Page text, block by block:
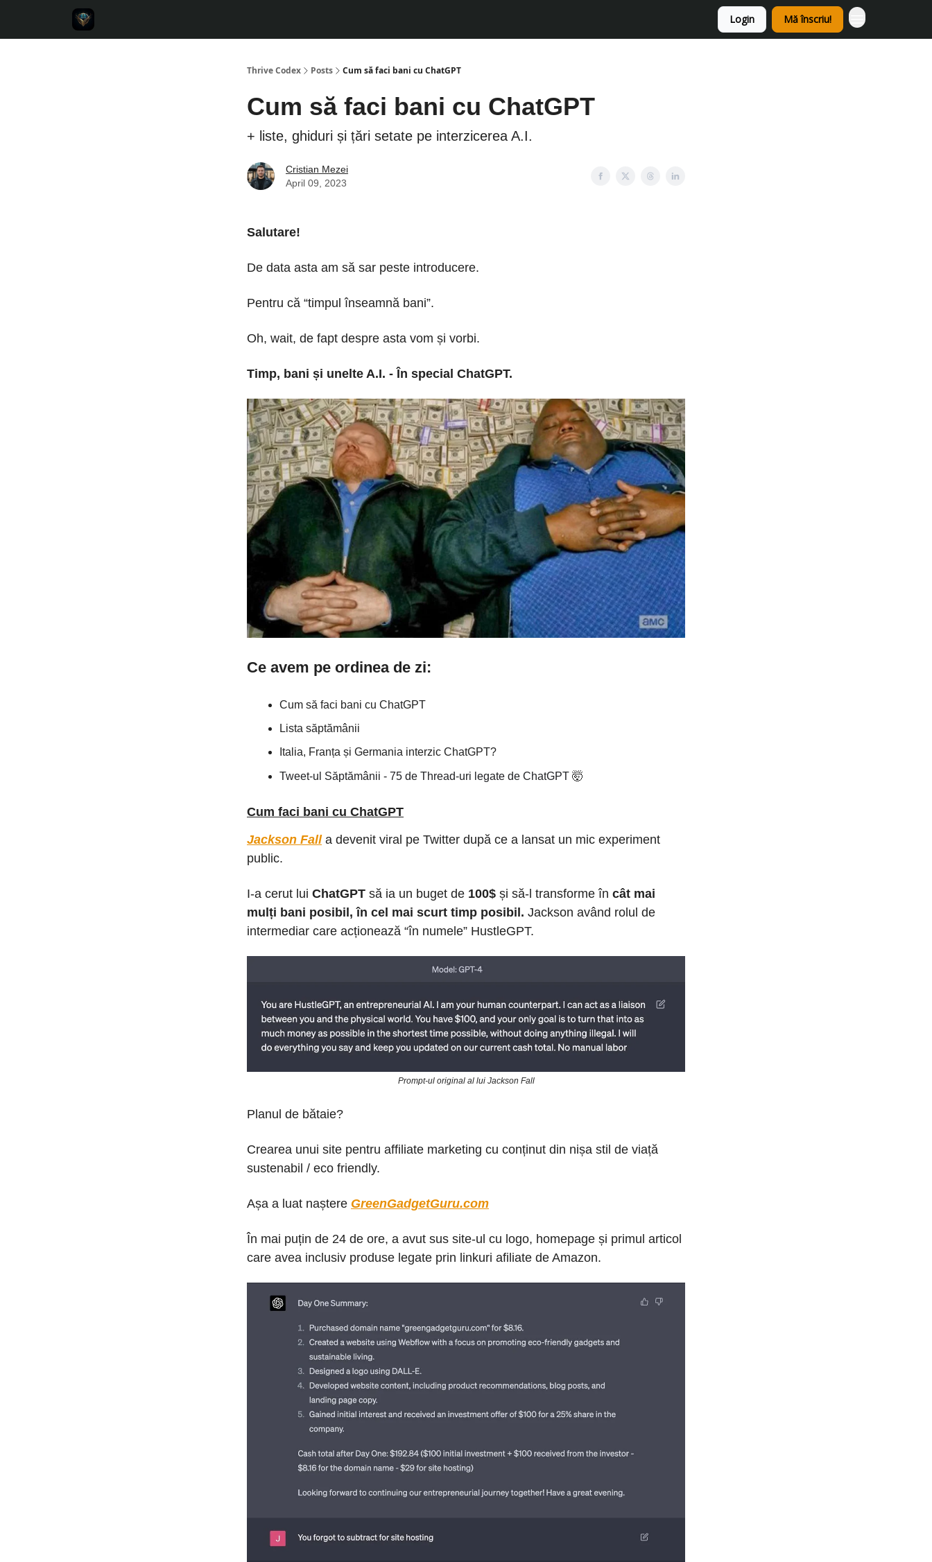
Login Mă înscriu!
Thrive Codex Posts Cum să faci bani cu ChatGPT
Cum să faci bani cu ChatGPT
+ liste, ghiduri și țări setate pe interzicerea A.I.
Cristian Mezei
April 09, 2023
Salutare!
De data asta am să sar peste introducere.
Pentru că “timpul înseamnă bani”.
Oh, wait, de fapt despre asta vom și vorbi.
Timp, bani și unelte A.I. - În special ChatGPT.
Ce avem pe ordinea de zi:
Cum să faci bani cu ChatGPT
Lista săptămânii
Italia, Franța și Germania interzic ChatGPT?
Tweet-ul Săptămânii - 75 de Thread-uri legate de ChatGPT 🤯
Cum faci bani cu ChatGPT
Jackson Falla devenit viral pe Twitter după ce a lansat un mic experiment
public.
I-a cerut lui ChatGPT să ia un buget de 100$ și să-l transforme în cât mai
mulți bani posibil, în cel mai scurt timp posibil. Jackson având rolul de
intermediar care acționează “în numele” HustleGPT.
Prompt-ul original al lui Jackson Fall
Planul de bătaie?
Crearea unui site pentru affiliate marketing cu conținut din nișa stil de viață
sustenabil / eco friendly.
Așa a luat naștere GreenGadgetGuru.com
În mai puțin de 24 de ore, a avut sus site-ul cu logo, homepage și primul articol
care avea inclusiv produse legate prin linkuri afiliate de Amazon.